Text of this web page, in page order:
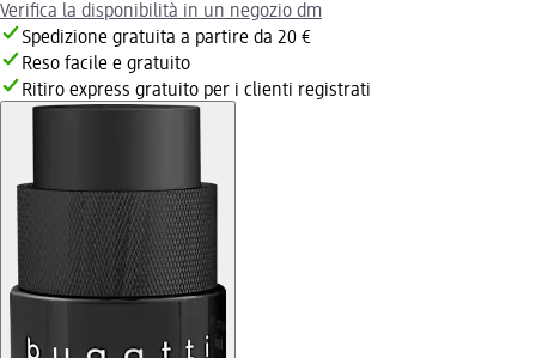
Verifica la disponibilità in un negozio dm
Spedizione gratuita a partire da 20 €
Reso facile e gratuito
Ritiro express gratuito per i clienti registrati